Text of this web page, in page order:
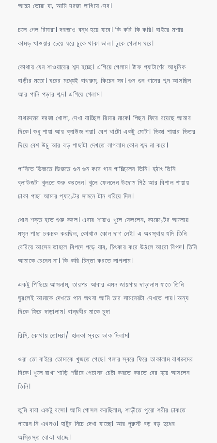
আচ্চা তোরা যা, আমি দরজা লাগিয়ে দেব।
চলে গেল রিমারা। দরজাও বন্ধ হয়ে যাবে। কি করি কি করি। বাইরে মশার
কামড় খাওয়ার চেয়ে ঘরে ঢুকে থাকা ভাল। ঢুকে গেলাম ঘরে।
কোথায় যেন শাওয়ারের শব্দ হচ্ছে। এগিয়ে গেলাম। ষ্টাফ প্যাটার্ণের আধুনিক
বাড়ীর মতো। ঘরের মধ্যেই বাথরুম, কিচেন সব। গুন গুন গানের শব্দ আসছিল
আর পানি পড়ার শব্দ। এগিয়ে গেলাম।
বাথরুমের দরজা খোলা, দেখা যাচ্ছিল রিমার মাকে। পিছন ফিরে রয়েছে আমার
দিকে। শুধু শায়া আর ব্লাউজ পরা। বেশ খাটো একটু মোটা। ভিজা শায়ার ভিতর
দিয়ে বেশ উচু আর বড় পাছাটা দেখতে লাগলাম কোন শব্দ না করে।
পানিতে ভিজতে ভিজতে গুন গুন করে গান গাচ্ছিলেন তিনি। হঠাৎ তিনি
ব্লাউজটা খুলতে শুরু করলেন। খুলে ফেললেন উদোম পিঠ আর বিশাল শায়ায়
ঢাকা পাছা আমার প্যাণ্টের সামনে টান ধরিয়ে দিল।
ধোন শক্ত হতে শুরু করল। এবার শায়াও খুলে ফেললেন, কারেণ্টের আলোয়
মসৃন পাছা চকচক করছিল, কোথাও কোন দাগ নেই। এ অবস্থায় যদি তিনি
বেরিয়ে আসেন তাহলে বিপদে পড়ে যাব, চিৎকার করে উঠলে আরো বিপদ। তিনি
আমাকে চেনেন না। কি করি চিন্তা করতে লাগলাম।
একটু পিছিয়ে আসলাম, তারপর আবার এমন জায়গায় দাড়ালাম যাতে তিনি
ঘুরলেই আমাকে দেখতে পান অথবা আমি তার সামনেরটা দেখতে পায়। অন্য
দিকে ফিরে দাড়ালাম। বান্ধবীর মাকে চুদা
রিমি, কোথায় তোমরা/ হালকা স্বরে ডাক দিলাম।
ওরা তো বাইরে তোমাকে খুজতে গেছে। গলার স্বরে ফিরে তাকালাম বাথরুমের
দিকে। খুলে রাখা শাড়ি শরীরে পেচানর চেষ্টা করতে করতে বের হয়ে আসলেন
তিনি।
তুমি বাবা একটু বসো। আমি গোসল করছিলাম, শাড়ীতে পুরো শরীর ঢাকতে
পারেন নি এখনও। হাটুর নিচে দেখা যাচ্ছে। আর পুরুস্ট বড় বড় দুধের
অস্তিস্ত বোঝা যাচ্ছে।